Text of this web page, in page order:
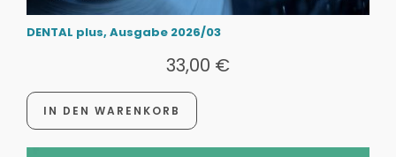
DENTAL plus, Ausgabe 2026/03
33,00 €
IN DEN WARENKORB